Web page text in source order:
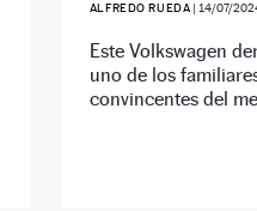
ALFREDO RUEDA | 14/07/
Este Volkswagen
uno de los
convincentes del